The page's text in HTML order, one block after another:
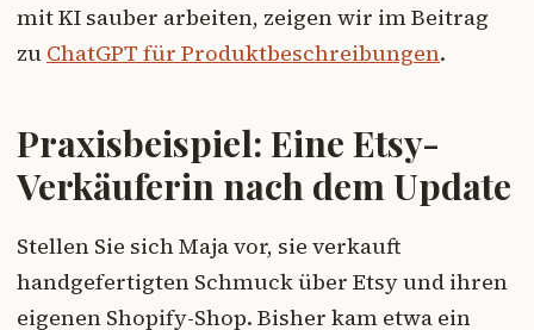
mit KI sauber arbeiten, zeigen wir im Beitrag
zu ChatGPT für Produktbeschreibungen.
Praxisbeispiel: Eine Etsy-
Verkäuferin nach dem Update
Stellen Sie sich Maja vor, sie verkauft
handgefertigten Schmuck über Etsy und ihren
eigenen Shopify-Shop. Bisher kam etwa ein